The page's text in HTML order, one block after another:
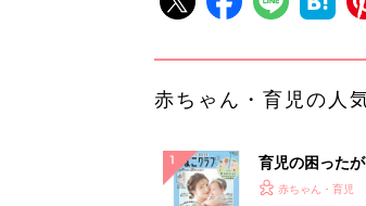
赤ちゃん・育児の人
育児の困った
『ひよこクラ
赤ちゃん・育児